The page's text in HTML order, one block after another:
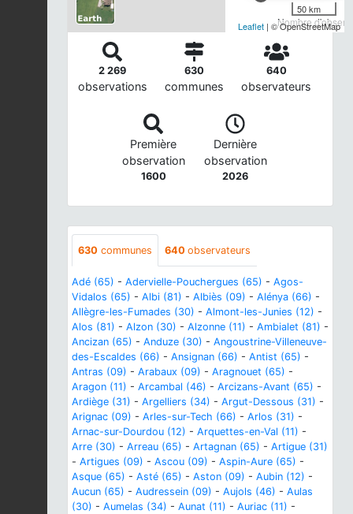
Nombre
50 km
Leaflet | © OpenStreetMap
2 269
observations
630
communes
640
observateurs
Première
observation
1600
Dernière
observation
2026
630 communes 640 observateurs
Adé (65) - Adervielle-Pouchergues (65) - Agos-
Vidalos (65) - Albi (81) - Albiès (09) - Alénya (66) -
Allègre-les-Fumades (30) - Almont-les-Junies (12) -
Alos (81) - Alzon (30) - Alzonne (11) - Ambialet (81) -
Ancizan (65) - Anduze (30) - Angoustrine-Villeneuve-
des-Escaldes (66) - Ansignan (66) - Antist (65) -
Antras (09) - Arabaux (09) - Aragnouet (65) -
Aragon (11) - Arcambal (46) - Arcizans-Avant (65) -
Ardiège (31) - Argelliers (34) - Argut-Dessous (31) -
Arignac (09) - Arles-sur-Tech (66) - Arlos (31) -
Arnac-sur-Dourdou (12) - Arquettes-en-Val (11) -
Arre (30) - Arreau (65) - Artagnan (65) - Artigue (31)
- Artigues (09) - Ascou (09) - Aspin-Aure (65) -
Asque (65) - Asté (65) - Aston (09) - Aubin (12) -
Aucun (65) - Audressein (09) - Aujols (46) - Aulas
(30) - Aumelas (34) - Aunat (11) - Auriac (11) -